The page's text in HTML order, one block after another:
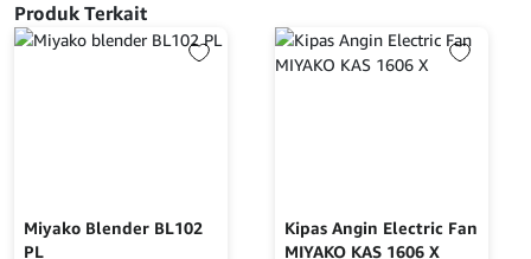
Produk Terkait
Miyako Blender BL102
PL
Kipas Angin Electric Fan
MIYAKO KAS 1606 X